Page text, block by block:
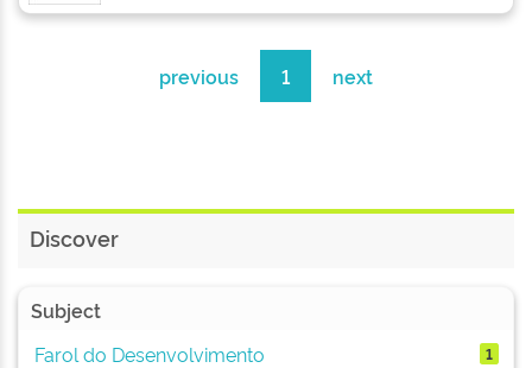
previous 1 next
Discover
Subject
Farol do Desenvolvimento
1